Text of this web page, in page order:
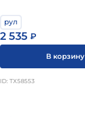
рул
2 535 ₽
В корзину
ID: ТХ58553